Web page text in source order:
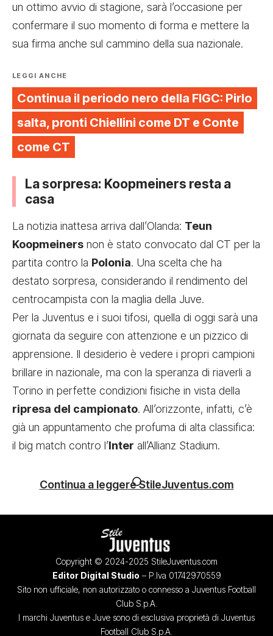
un ottimo avvio di stagione, sarà l’occasione per
confermare il suo momento di forma e mettere la
sua firma anche sul cammino della sua nazionale.
LEGGI ANCHE
Continua il periodo nero della FIGC: Pirlo
salta, pronti Chiellini come DT e Conte
come CT
La sorpresa: Koopmeiners resta a
casa
La notizia inattesa arriva dall’Olanda: Teun
Koopmeiners non è stato convocato dal CT per la
partita contro la Polonia. Una scelta che ha
destato sorpresa, considerando il rendimento del
centrocampista con la maglia della Juve.
Per la Juventus e i suoi tifosi, quella di oggi sarà una
giornata da seguire con attenzione e un pizzico di
apprensione. Il desiderio è vedere i propri campioni
brillare in nazionale, ma con la speranza di riaverli a
Torino in perfette condizioni fisiche in vista della
ripresa del campionato. All’orizzonte, infatti, c’è
già un appuntamento che profuma di alta classifica:
il big match contro l’Inter all’Allianz Stadium.
Continua a leggere StileJuventus.com
Copyright © 2024-2025 StileJuventus.com
Editor Digital Studio – P.Iva 01742970559
Sito non ufficiale, non autorizzato o connesso a Juventus Football
Club S.p.A.
I marchi Juventus e Juve sono di esclusiva proprietà di Juventus
Football Club S.p.A.